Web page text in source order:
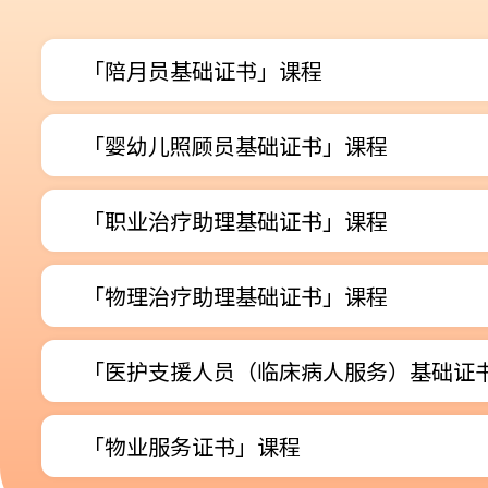
「陪月员基础证书」课程
「婴幼儿照顾员基础证书」课程
「职业治疗助理基础证书」课程
「物理治疗助理基础证书」课程
「医护支援人员（临床病人服务）基础证
「物业服务证书」课程